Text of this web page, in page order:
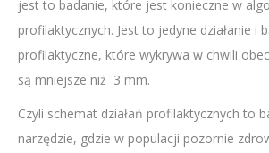
jest to badanie, które jest konieczne w
profilaktycznych. Jest to jedyne działanie i
profilaktyczne, które wykrywa w chwili
są mniejsze niż 3 mm.
Czyli schemat działań profilaktycznych to
narzędzie, gdzie w populacji pozornie